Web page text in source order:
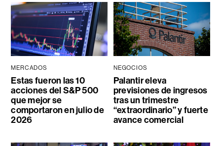
MERCADOS
Estas fueron las 10
acciones del S&P 500
que mejor se
comportaron en julio de
2026
NEGOCIOS
Palantir eleva
previsiones de ingresos
tras un trimestre
“extraordinario” y fuerte
avance comercial